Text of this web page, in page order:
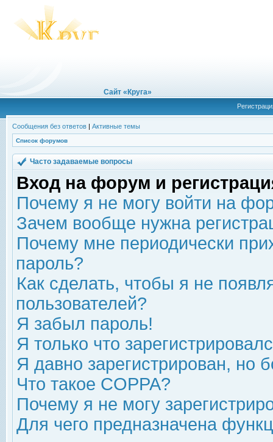
Сайт «Круга»
Сообщения без ответов | Активные темы
Список форумов
Часто задаваемые вопросы
Вход на форум и
Почему я не могу войти на
Зачем вообще нужна
Почему мне периодически
пароль?
Как сделать, чтобы я не
пользователей?
Я забыл пароль!
Я только что
Я давно зарегистрирован, но
Что такое COPPA?
Почему я не могу
Для чего предназначена